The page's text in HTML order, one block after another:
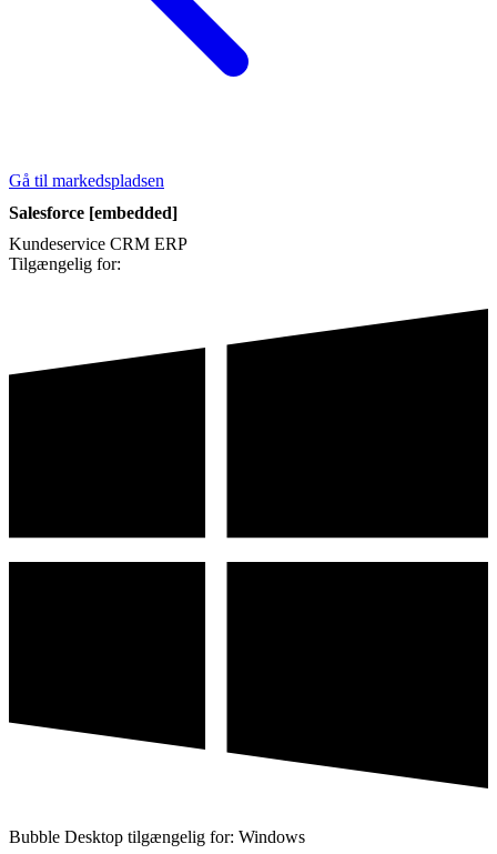
Gå til markedspladsen
Salesforce [embedded]
Kundeservice CRM ERP
Tilgængelig for:
Bubble Desktop tilgængelig for: Windows